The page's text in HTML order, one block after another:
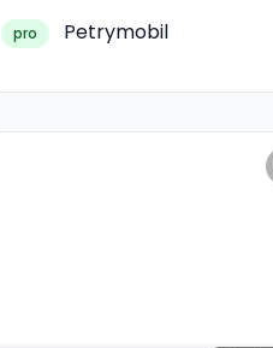
pro Petrymobil